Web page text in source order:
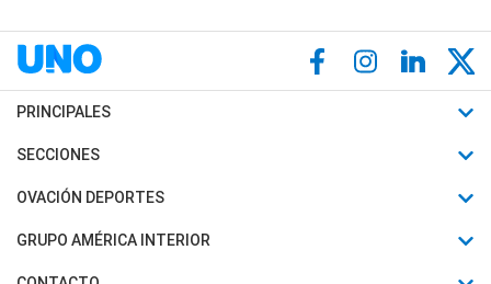
PRINCIPALES
Últimas Noticias
Política
SECCIONES
Horóscopo
Motores
OVACIÓN DEPORTES
Fútbol
Mundial
GRUPO AMÉRICA INTERIOR